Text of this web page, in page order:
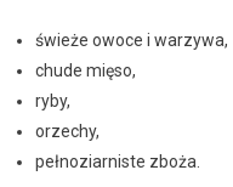
świeże owoce i warzywa,
chude mięso,
ryby,
orzechy,
pełnoziarniste zboża.